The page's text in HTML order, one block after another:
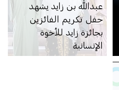
عبدالله بن زايد يشهد
حفل تكريم الفائزين
بجائزة زايد للأخوة
الإنسانية